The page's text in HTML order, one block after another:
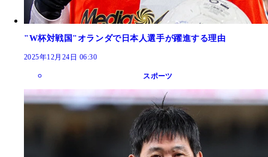
"W杯対戦国"オランダで日本人選手が躍進する理由
2025年12月24日 06:30
スポーツ